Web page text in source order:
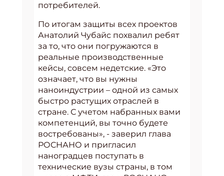
потребителей.
По итогам защиты всех проектов
Анатолий Чубайс похвалил ребят
за то, что они погружаются в
реальные производственные
кейсы, совсем недетские. «Это
означает, что вы нужны
наноиндустрии – одной из самых
быстро растущих отраслей в
стране. С учетом набранных вами
компетенций, вы точно будете
востребованы», - заверил глава
РОСНАНО и пригласил
наноградцев поступать в
технические вузы страны, в том